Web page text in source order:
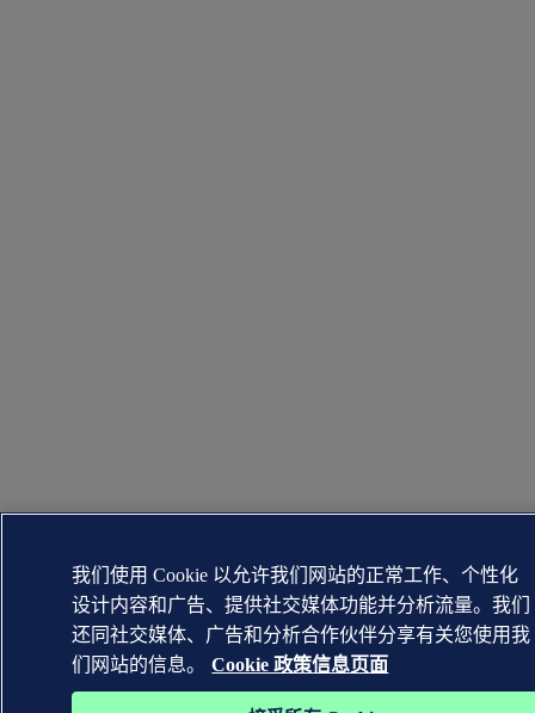
我们使用 Cookie 以允许我们网站的正常工作、个性化
设计内容和广告、提供社交媒体功能并分析流量。我们
还同社交媒体、广告和分析合作伙伴分享有关您使用我
们网站的信息。
Cookie 政策信息页面